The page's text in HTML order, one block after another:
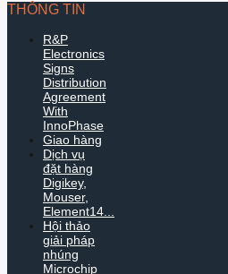
THÔNG TIN
R&P
Electronics
Signs
Distribution
Agreement
With
InnoPhase
Giao hàng
Dịch vụ
đặt hàng
Digikey,
Mouser,
Element14...
Hội thảo
giải pháp
nhúng
Microchip